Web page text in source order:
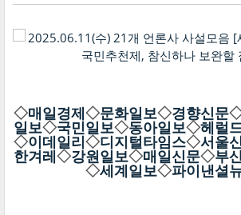
◇매일경제◇문화일보◇경향신문
일보◇국민일보◇동아일보◇헤럴
◇이데일리◇디지털타임스◇서울
한겨레◇강원일보◇매일신문◇부
◇세계일보◇파이낸셜